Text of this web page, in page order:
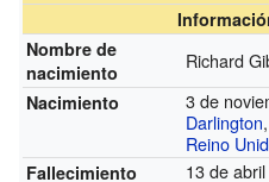
Nombre de
nacimiento
Richard
Nacimiento
3 de
Darlington
Reino
Fallecimiento
13 de